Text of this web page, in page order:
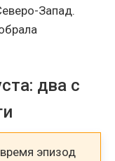
Запад.
два с
эпизод